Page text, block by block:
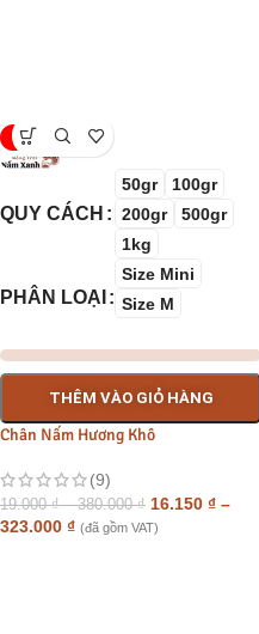
-15%
QUY CÁCH
50gr
100gr
200gr
500gr
1kg
PHÂN LOẠI
Size Mini
Size M
THÊM VÀO GIỎ HÀNG
Chân Nấm Hương Khô
(9)
19.000₫ – 380.000₫ 16.150 ₫ –
323.000 ₫ (đã gồm VAT)